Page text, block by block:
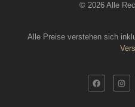
© 2026 Alle
Alle Preise verstehen sich